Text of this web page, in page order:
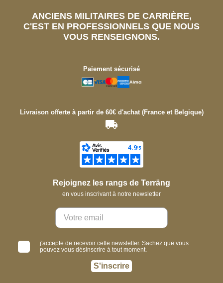
ANCIENS MILITAIRES DE CARRIÈRE,
C'EST EN PROFESSIONNELS QUE NOUS
VOUS RENSEIGNONS.
Paiement sécurisé
Livraison offerte à partir de 60€ d'achat (France et Belgique)
Rejoignez les rangs de Terräng
en vous inscrivant à notre newsletter
j'accepte de recevoir cette newsletter. Sachez que vous
pouvez vous désinscrire à tout moment.
S'inscrire